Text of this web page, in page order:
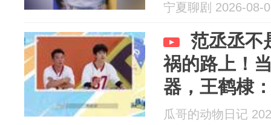
宁夏聊剧 2026-08-
范丞丞不
祸的路上！
器，王鹤棣
瓜哥的动物日记